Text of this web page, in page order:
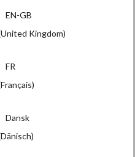
EN-GB
United Kingdom)
FR
Français)
Dansk
Dänisch)